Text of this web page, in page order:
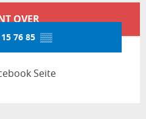
OVER
76 85 ▒▒
Seite